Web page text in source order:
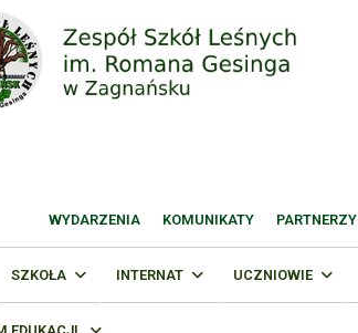
WYDARZENIA KOMUNIKATY PARTNERZY
SZKOŁA INTERNAT UCZNIOWIE